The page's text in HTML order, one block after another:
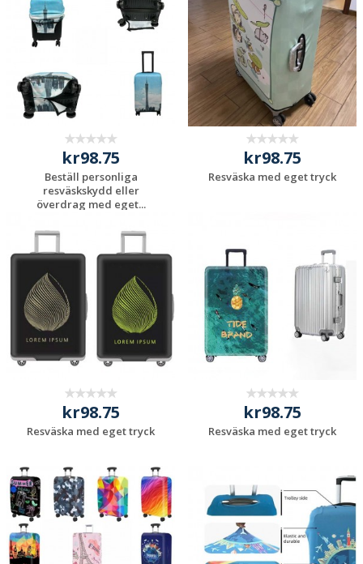
kr98.75
Beställ personliga
resväskskydd eller
överdrag med eget...
kr98.75
Resväska med eget tryck
kr98.75
Resväska med eget tryck
Begär en
kostnadsfri offert
kr98.75
Resväska med eget tryck
Begär en
kostnadsfri offert